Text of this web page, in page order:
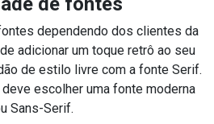
dependendo dos clientes da
adicionar um toque retrô ao seu
de estilo livre com a fonte Serif.
escolher uma fonte moderna
Sans-Serif.